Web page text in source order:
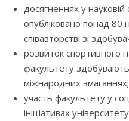
досягненнях у
опубліковано понад 80
співавторстві зі
розвиток спортивного
факультету здобувають
міжнародних змаганнях;
участь факультету у
ініціативах